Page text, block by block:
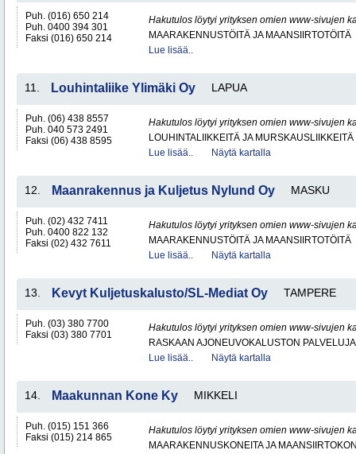
Puh. (016) 650 214
Puh. 0400 394 301
Faksi (016) 650 214
Hakutulos löytyi yrityksen omien www-sivujen
MAARAKENNUSTÖITÄ JA MAANSIIRTOTÖITÄ
Lue lisää..
11. Louhintaliike Ylimäki Oy LAPUA
Puh. (06) 438 8557
Puh. 040 573 2491
Faksi (06) 438 8595
Hakutulos löytyi yrityksen omien www-sivujen
LOUHINTALIIKKEITÄ JA MURSKAUSLIIKKEITÄ
Lue lisää..
Näytä kartalla
12. Maanrakennus ja Kuljetus Nylund Oy MASKU
Puh. (02) 432 7411
Puh. 0400 822 132
Faksi (02) 432 7611
Hakutulos löytyi yrityksen omien www-sivujen
MAARAKENNUSTÖITÄ JA MAANSIIRTOTÖITÄ
Lue lisää..
Näytä kartalla
13. Kevyt Kuljetuskalusto/SL-Mediat Oy TAMPERE
Puh. (03) 380 7700
Faksi (03) 380 7701
Hakutulos löytyi yrityksen omien www-sivujen
RASKAAN AJONEUVOKALUSTON
Lue lisää..
Näytä kartalla
14. Maakunnan Kone Ky MIKKELI
Puh. (015) 151 366
Faksi (015) 214 865
Hakutulos löytyi yrityksen omien www-sivujen
MAARAKENNUSKONEITA JA